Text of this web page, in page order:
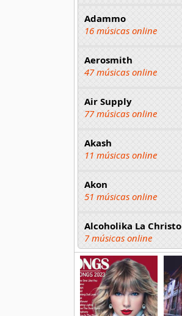
Adammo
16 músicas online
Aerosmith
47 músicas online
Air Supply
77 músicas online
Akash
11 músicas online
Akon
51 músicas online
Alcoholika La Christo
7 músicas online
Atajo
22 músicas online
Banane Metalik